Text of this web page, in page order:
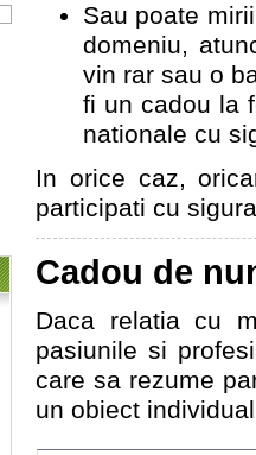
Sau poate
domeniu,
vin rar sau o
fi un cadou la
nationale cu
In orice caz,
participati cu
Cadou de
Daca relatia cu
pasiunile si
care sa rezume
un obiect